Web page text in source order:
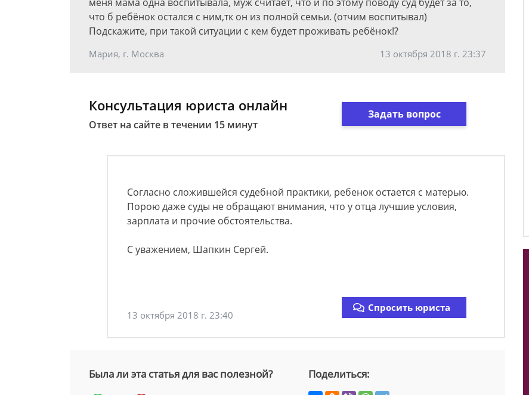
что б ребёнок остался с ним,тк он из полной семьи. (отчим воспитывал)
Подскажите, при такой ситуации с кем будет проживать ребёнок!?
Мария, г. Москва 13 октября 2018 г. 23:37
Консультация юриста онлайн
Ответ на сайте в течении 15 минут
Задать вопрос
Согласно сложившейся судебной практики, ребенок остается с матерью.
Порою даже суды не обращают внимания, что у отца лучшие условия,
зарплата и прочие обстоятельства.
С уважением, Шапкин Сергей.
13 октября 2018 г. 23:40
Спросить юриста
Была ли эта статья для вас полезной? Поделиться: